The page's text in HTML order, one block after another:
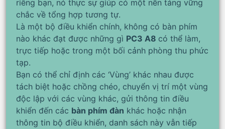
riêng bạn, nó thực sự giúp có một nền tảng vững
chắc về tổng hợp tương tự.
Là một bộ điều khiển chính, không có bàn phím
nào khác đạt được những gì PC3 A8 có thể làm,
trực tiếp hoặc trong một bối cảnh phòng thu phức
tạp.
Bạn có thể chỉ định các ‘Vùng’ khác nhau được
tách biệt hoặc chồng chéo, chuyển vị trí một vùng
độc lập với các vùng khác, gửi thông tin điều
khiển đến các bàn phím đàn khác hoặc nhận
thông tin bộ điều khiển, danh sách này vẫn tiếp